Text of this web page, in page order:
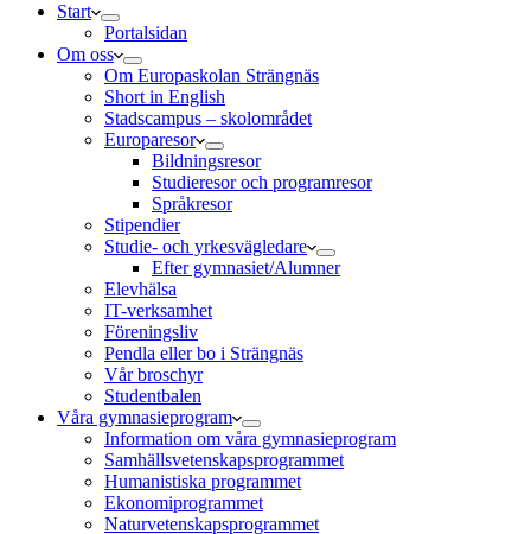
Start
Portalsidan
Om oss
Om Europaskolan Strängnäs
Short in English
Stadscampus – skolområdet
Europaresor
Bildningsresor
Studieresor och programresor
Språkresor
Stipendier
Studie- och yrkesvägledare
Efter gymnasiet/Alumner
Elevhälsa
IT-verksamhet
Föreningsliv
Pendla eller bo i Strängnäs
Vår broschyr
Studentbalen
Våra gymnasieprogram
Information om våra gymnasieprogram
Samhällsvetenskapsprogrammet
Humanistiska programmet
Ekonomiprogrammet
Naturvetenskapsprogrammet